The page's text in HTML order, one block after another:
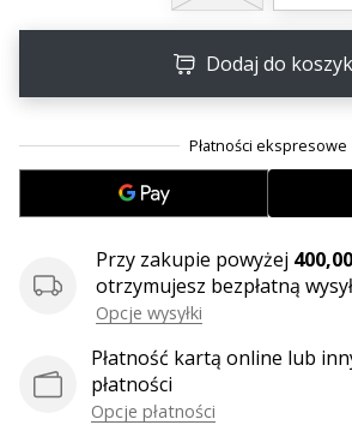
Dodaj do
Przy zakupie powyżej
otrzymujesz bezpłatną
Opcje wysyłki
Płatność kartą online lub
płatności
Opcje płatności